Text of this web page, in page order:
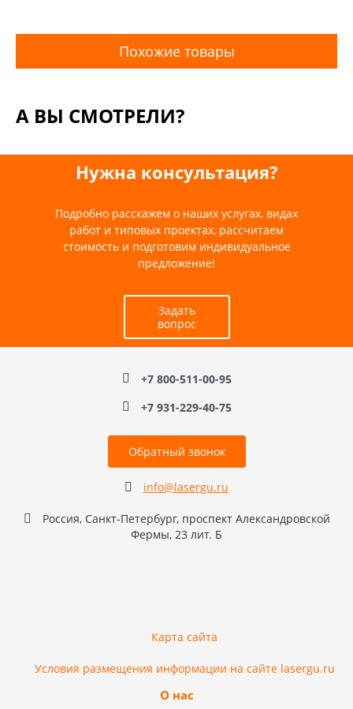
Похожие товары
А ВЫ СМОТРЕЛИ?
Нужна консультация?
Подробно расскажем о наших услугах, видах
работ и типовых проектах, рассчитаем
стоимость и подготовим индивидуальное
предложение!
Задать
вопрос
+7 800-511-00-95
+7 931-229-40-75
Обратный звонок
info@lasergu.ru
Россия, Санкт-Петербург, проспект Александровской
Фермы, 23 лит. Б
Карта сайта
Условия размещения информации на сайте lasergu.ru
О нас